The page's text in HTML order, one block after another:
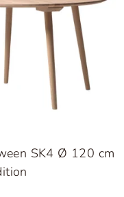
SK4 Ø 120 cm